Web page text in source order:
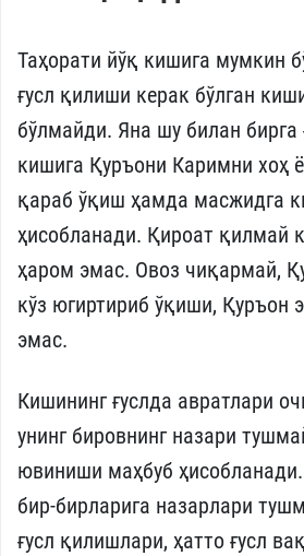
Таҳорати йўқ кишига мумкин
ғусл қилиши керак бўлган
бўлмайди. Яна шу билан бирга
кишига ­Қуръони Каримни хоҳ
қараб ўқиш ҳамда масжидга
ҳисобланади. Қироат қилмай
ҳаром эмас. Овоз чиқармай,
кўз югиртириб ўқиши, Қуръон
эмас.
Кишининг ғуслда авратлари
унинг бировнинг назари
ювиниши маҳбуб
бир-бирларига назарлари
ғусл қилишлари, ҳатто ғусл